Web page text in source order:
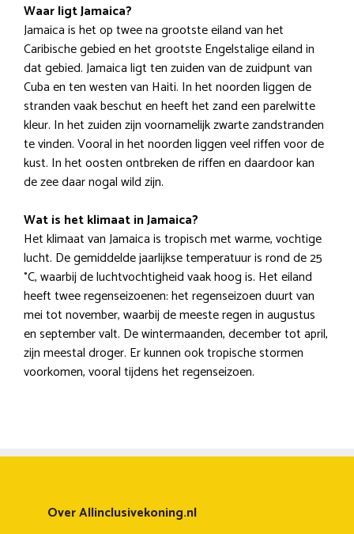
Waar ligt Jamaica?
Jamaica is het op twee na grootste eiland van het
Caribische gebied en het grootste Engelstalige eiland in
dat gebied. Jamaica ligt ten zuiden van de zuidpunt van
Cuba en ten westen van Haiti. In het noorden liggen de
stranden vaak beschut en heeft het zand een parelwitte
kleur. In het zuiden zijn voornamelijk zwarte zandstranden
te vinden. Vooral in het noorden liggen veel riffen voor de
kust. In het oosten ontbreken de riffen en daardoor kan
de zee daar nogal wild zijn.
Wat is het klimaat in Jamaica?
Het klimaat van Jamaica is tropisch met warme, vochtige
lucht. De gemiddelde jaarlijkse temperatuur is rond de 25
°C, waarbij de luchtvochtigheid vaak hoog is. Het eiland
heeft twee regenseizoenen: het regenseizoen duurt van
mei tot november, waarbij de meeste regen in augustus
en september valt. De wintermaanden, december tot april,
zijn meestal droger. Er kunnen ook tropische stormen
voorkomen, vooral tijdens het regenseizoen.
Over Allinclusivekoning.nl